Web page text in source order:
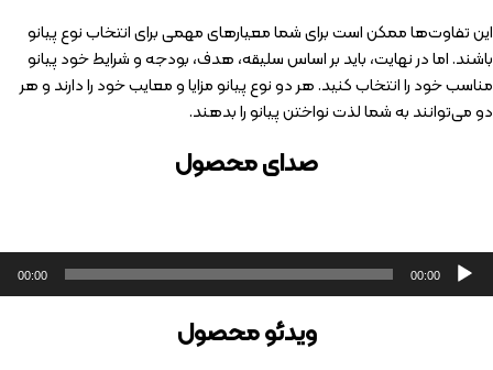
این تفاوت‌ها ممکن است برای شما معیارهای مهمی برای انتخاب نوع پیانو
باشند. اما در نهایت، باید بر اساس سلیقه، هدف، بودجه و شرایط خود پیانو
مناسب خود را انتخاب کنید. هر دو نوع پیانو مزایا و معایب خود را دارند و هر
دو می‌توانند به شما لذت نواختن پیانو را بدهند.
صدای محصول
پخش‌کننده
صوت
00:00
00:00
ویدئو محصول